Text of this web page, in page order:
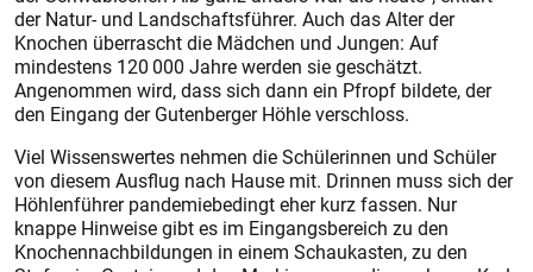
der Natur- und Landschaftsführer. Auch das Alter der
Knochen überrascht die Mädchen und Jungen: Auf
mindestens 120 000 Jahre werden sie geschätzt.
Angenommen wird, dass sich dann ein Pfropf bildete, der
den Eingang der Gutenberger Höhle verschloss.
Viel Wissenswertes nehmen die Schülerinnen und Schüler
von diesem Ausflug nach Hause mit. Drinnen muss sich der
Höhlenführer pandemiebedingt eher kurz fassen. Nur
knappe Hinweise gibt es im Eingangsbereich zu den
Knochennachbildungen in einem Schaukasten, zu den